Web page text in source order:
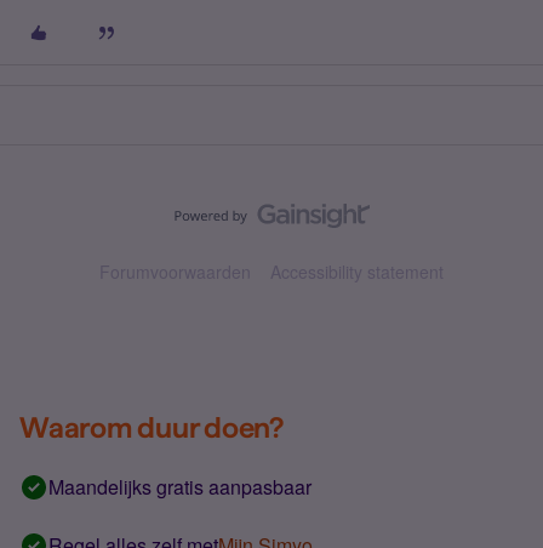
Forumvoorwaarden Accessibility statement
Waarom duur doen?
Maandelijks gratis aanpasbaar